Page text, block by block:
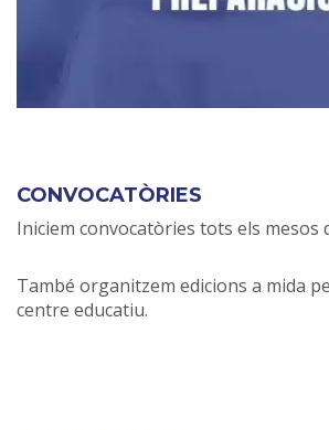
CONVOCATÒRIES
Iniciem convocatòries tots els mesos
També organitzem edicions a mida
centre educatiu.